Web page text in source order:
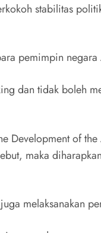
stabilitas
pemimpin
tidak boleh
Development of
maka
melaksanakan